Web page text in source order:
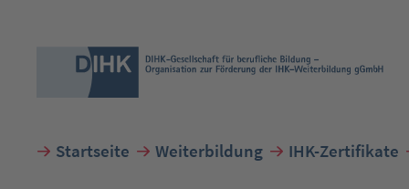
Suchbegriff eingeben
Startseite Weiterbildung IHK-Zertifikate